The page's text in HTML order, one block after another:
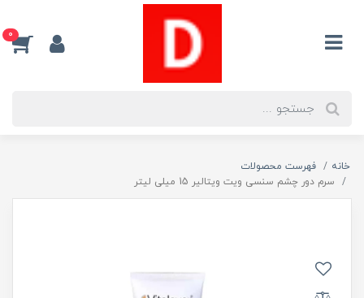
0
خانه
فهرست محصولات
سرم دور چشم سنسی ویت ویتالیر 15 میلی لیتر